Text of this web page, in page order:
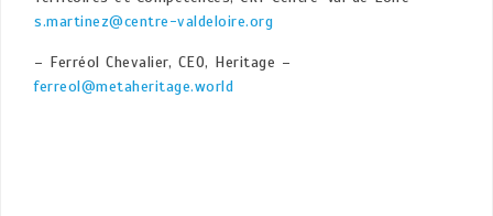
s.martinez@centre-valdeloire.org
– Ferréol Chevalier, CEO, Heritage –
ferreol@metaheritage.world